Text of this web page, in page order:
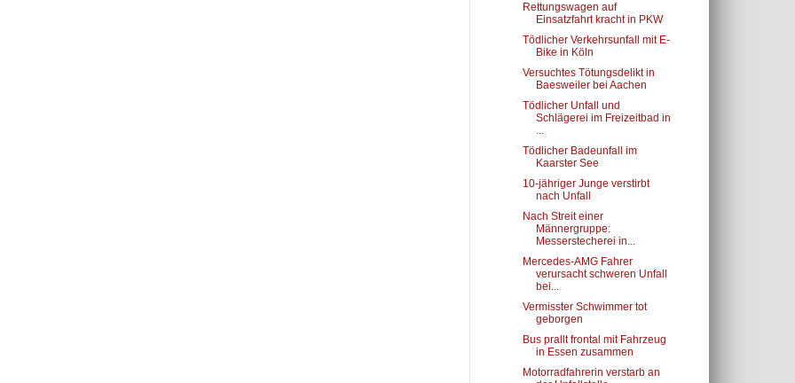
Rettungswagen auf
Einsatzfahrt kracht in PKW
Tödlicher Verkehrsunfall mit E-
Bike in Köln
Versuchtes Tötungsdelikt in
Baesweiler bei Aachen
Tödlicher Unfall und
Schlägerei im Freizeitbad in
...
Tödlicher Badeunfall im
Kaarster See
10-jähriger Junge verstirbt
nach Unfall
Nach Streit einer
Männergruppe:
Messerstecherei in...
Mercedes-AMG Fahrer
verursacht schweren Unfall
bei...
Vermisster Schwimmer tot
geborgen
Bus prallt frontal mit Fahrzeug
in Essen zusammen
Motorradfahrerin verstarb an